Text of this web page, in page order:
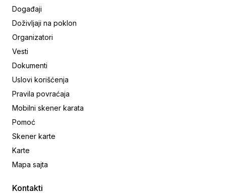
Događaji
Doživljaji na poklon
Organizatori
Vesti
Dokumenti
Uslovi korišćenja
Pravila povraćaja
Mobilni skener karata
Pomoć
Skener karte
Karte
Mapa sajta
Kontakti